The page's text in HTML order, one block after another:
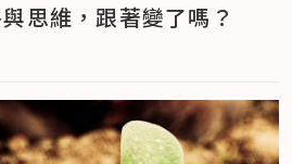
思維，跟著變了嗎？